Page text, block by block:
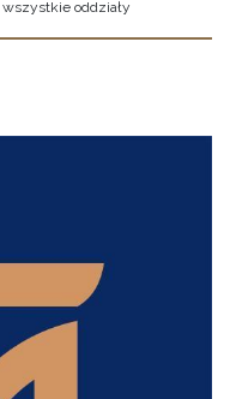
wszystkie oddziały